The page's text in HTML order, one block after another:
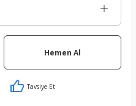
Hemen Al
Tavsiye Et